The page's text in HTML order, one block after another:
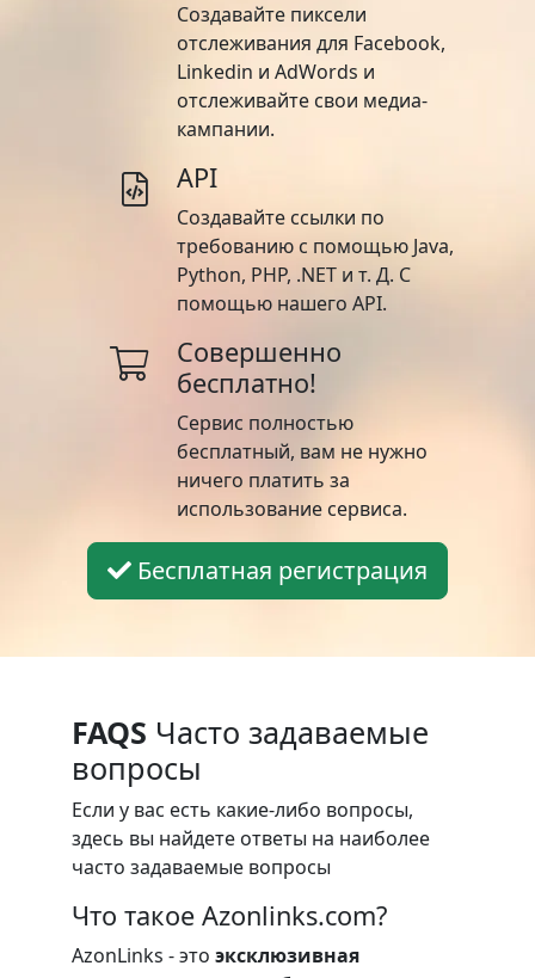
Создавайте пиксели
отслеживания для Facebook,
Linkedin и AdWords и
отслеживайте свои медиа-
кампании.
API
Создавайте ссылки по
требованию с помощью Java,
Python, PHP, .NET и т. Д. С
помощью нашего API.
Совершенно
бесплатно!
Сервис полностью
бесплатный, вам не нужно
ничего платить за
использование сервиса.
Бесплатная регистрация
FAQS Часто задаваемые
вопросы
Если у вас есть какие-либо вопросы,
здесь вы найдете ответы на наиболее
часто задаваемые вопросы
Что такое Azonlinks.com?
AzonLinks - это эксклюзивная